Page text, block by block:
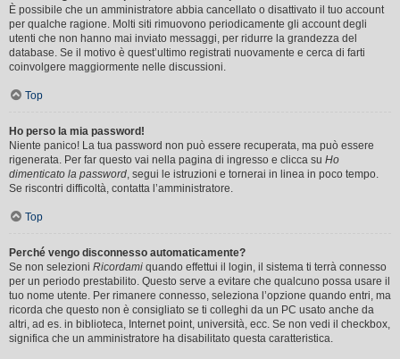
È possibile che un amministratore abbia cancellato o disattivato il tuo account
per qualche ragione. Molti siti rimuovono periodicamente gli account degli
utenti che non hanno mai inviato messaggi, per ridurre la grandezza del
database. Se il motivo è quest’ultimo registrati nuovamente e cerca di farti
coinvolgere maggiormente nelle discussioni.
Top
Ho perso la mia password!
Niente panico! La tua password non può essere recuperata, ma può essere
rigenerata. Per far questo vai nella pagina di ingresso e clicca su Ho
dimenticato la password, segui le istruzioni e tornerai in linea in poco tempo.
Se riscontri difficoltà, contatta l’amministratore.
Top
Perché vengo disconnesso automaticamente?
Se non selezioni Ricordami quando effettui il login, il sistema ti terrà connesso
per un periodo prestabilito. Questo serve a evitare che qualcuno possa usare il
tuo nome utente. Per rimanere connesso, seleziona l’opzione quando entri, ma
ricorda che questo non è consigliato se ti colleghi da un PC usato anche da
altri, ad es. in biblioteca, Internet point, università, ecc. Se non vedi il checkbox,
significa che un amministratore ha disabilitato questa caratteristica.